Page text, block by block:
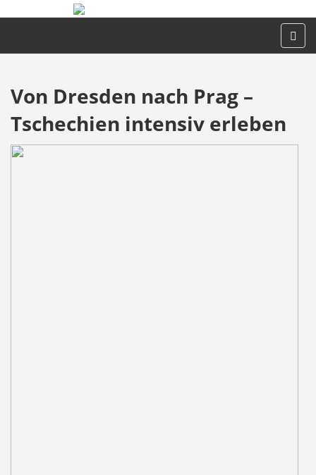
Von Dresden nach Prag –
Tschechien intensiv erleben